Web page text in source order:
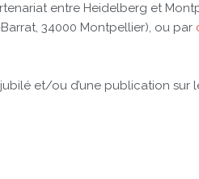
entre Heidelberg et
34000 Montpellier), ou par
et/ou d’une publication